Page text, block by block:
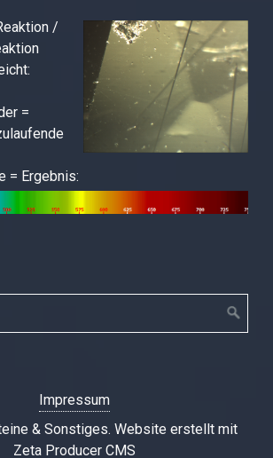
/
icht:
=
= Ergebnis:
Impressum
& Sonstiges. Website erstellt mit
Zeta Producer CMS